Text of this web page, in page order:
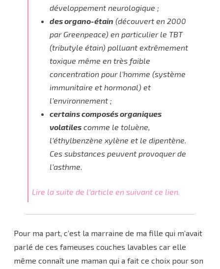
développement neurologique ;
des organo-étain (découvert en 2000
par Greenpeace) en particulier le TBT
(tributyle étain) polluant extrêmement
toxique même en très faible
concentration pour l’homme (système
immunitaire et hormonal) et
l’environnement ;
certains composés organiques
volatiles comme le toluène,
l’éthylbenzène xylène et le dipentène.
Ces substances peuvent provoquer de
l’asthme.
Lire la suite de l’article en suivant ce lien.
Pour ma part, c’est la marraine de ma fille qui m’avait
parlé de ces fameuses couches lavables car elle
même connaît une maman qui a fait ce choix pour son